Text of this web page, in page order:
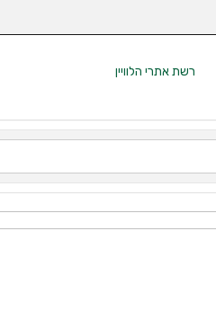
רשת אתרי הלוויין